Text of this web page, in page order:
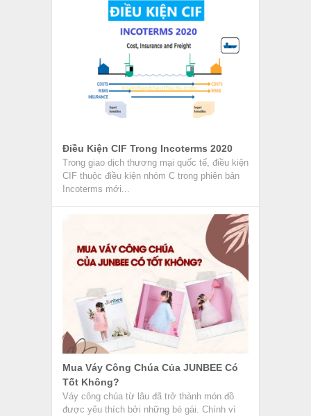
Điều Kiện CIF Trong Incoterms 2020
Trong giao dịch thương mại quốc tế, điều kiện
CIF thuộc điều kiện nhóm C trong phiên bản
Incoterms mới...
Mua Váy Công Chúa Của JUNBEE Có
Tốt Không?
Váy công chúa từ lâu đã trở thành món đồ
được yêu thích bởi những bé gái. Chính vì